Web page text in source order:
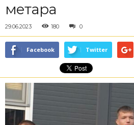
метара
29.06.2023 180 0
Facebook Twitter